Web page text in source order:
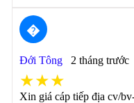
�
Đới Tông 2 tháng trước
★★★
Xin giá cáp tiếp địa cv/